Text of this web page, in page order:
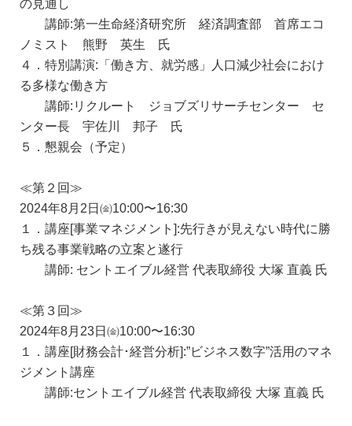
の見通し
講師:第一生命経済研究所 経済調査部 首席エコ
ノミスト 熊野 英生 氏
４．特別講演:「働き方、就労感」人口減少社会におけ
る多様な働き方
講師:リクルート ジョブズリサーチセンター セ
ンター長 宇佐川 邦子 氏
５．懇親会（予定）
≪第２回≫
2024年8月2日㈮10:00〜16:30
１．講座[事業マネジメント]:先行きが見えない時代に勝
ち残る事業戦略の立案と遂行
講師: セントエイブル経営 代表取締役 大塚 直義 氏
≪第３回≫
2024年8月23日㈮10:00〜16:30
１．講座[財務会計･経営分析]:”ビジネス数字”活用のマネ
ジメント講座
講師:セントエイブル経営 代表取締役 大塚 直義 氏